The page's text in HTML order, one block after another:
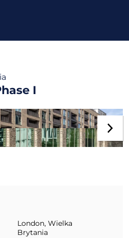
I
London, Wielka
Brytania